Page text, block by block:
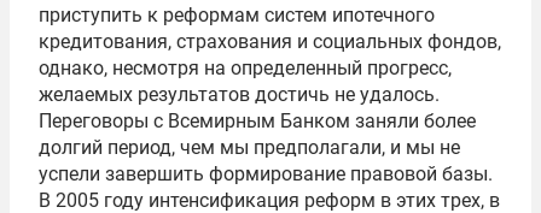
приступить к реформам систем ипотечного
кредитования, страхования и социальных фондов,
однако, несмотря на определенный прогресс,
желаемых результатов достичь не удалось.
Переговоры с Всемирным Банком заняли более
долгий период, чем мы предполагали, и мы не
успели завершить формирование правовой базы.
В 2005 году интенсификация реформ в этих трех, в